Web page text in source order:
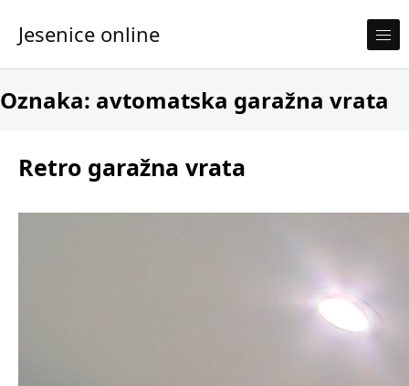
Skip to content
Jesenice online
Oznaka: avtomatska garažna vrata
Retro garažna vrata